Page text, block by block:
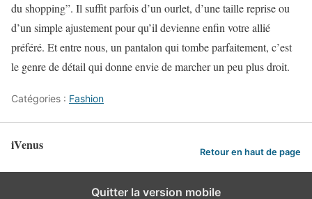
du shopping”. Il suffit parfois d’un ourlet, d’une taille reprise ou
d’un simple ajustement pour qu’il devienne enfin votre allié
préféré. Et entre nous, un pantalon qui tombe parfaitement, c’est
le genre de détail qui donne envie de marcher un peu plus droit.
Catégories : Fashion
iVenus Retour en haut de page
Quitter la version mobile